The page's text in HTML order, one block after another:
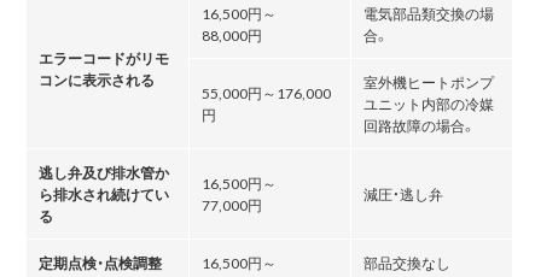
エラーコードがリモ
コンに表示される
16,500円～
88,000円
電気部品類交換の場
合。
55,000円～176,000
円
室外機ヒートポンプ
ユニット内部の冷媒
回路故障の場合。
逃し弁及び排水管か
ら排水され続けてい
る
16,500円～
77,000円
減圧・逃し弁
定期点検・点検調整 16,500円～ 部品交換なし